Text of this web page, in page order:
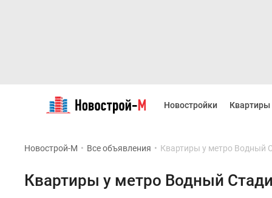
Новостройки
Новостройки
Новостройки Квартиры
Новострой-М • Все объявления • Квартиры у метро Водный
Квартиры у метро Водный